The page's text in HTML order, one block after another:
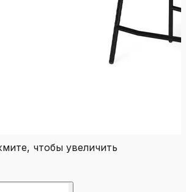
чтобы увеличить